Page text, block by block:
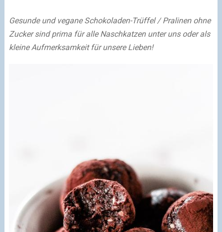
Gesunde und vegane Schokoladen-Trüffel / Pralinen ohne
Zucker sind prima für alle Naschkatzen unter uns oder als
kleine Aufmerksamkeit für unsere Lieben!